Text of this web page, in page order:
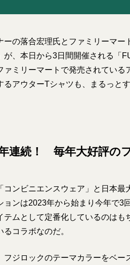
ーの落合宏理氏とファミリーマ
が、本日から3日間開催される「
ミリーマートで発売されている
るアウターTシャツも、まるっと
連続！ 毎年大好評の
コンビニエンスウェア」と日本
ョンは2023年から始まり今年で3
テムとして定番化しているのは
るコラボなのだ。
フジロックのテーマカラーをベ